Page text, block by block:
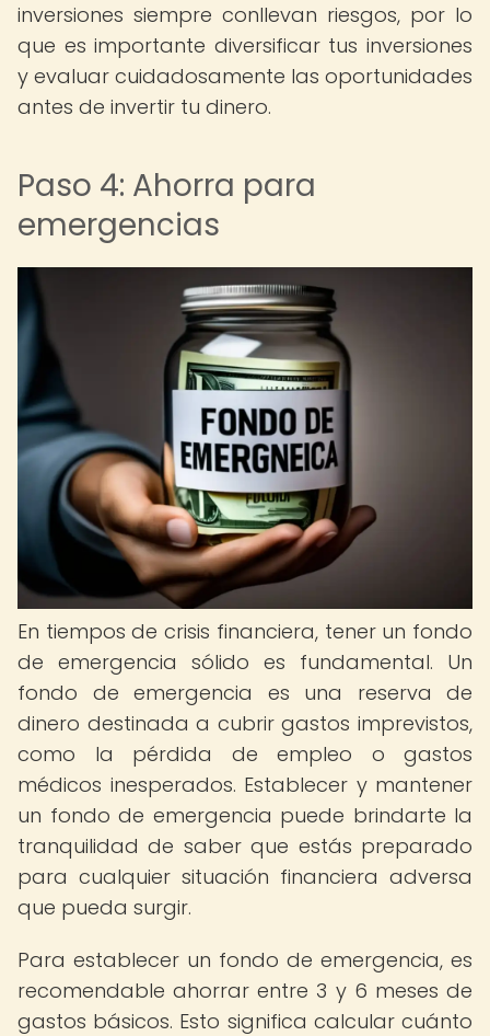
inversiones siempre conllevan riesgos, por lo
que es importante diversificar tus inversiones
y evaluar cuidadosamente las oportunidades
antes de invertir tu dinero.
Paso 4: Ahorra para
emergencias
En tiempos de crisis financiera, tener un fondo
de emergencia sólido es fundamental. Un
fondo de emergencia es una reserva de
dinero destinada a cubrir gastos imprevistos,
como la pérdida de empleo o gastos
médicos inesperados. Establecer y mantener
un fondo de emergencia puede brindarte la
tranquilidad de saber que estás preparado
para cualquier situación financiera adversa
que pueda surgir.
Para establecer un fondo de emergencia, es
recomendable ahorrar entre 3 y 6 meses de
gastos básicos. Esto significa calcular cuánto